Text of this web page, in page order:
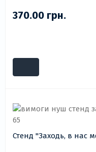
370.00 грн.
Стенд "Заходь, в нас